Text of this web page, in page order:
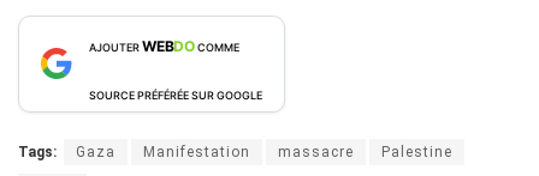
AJOUTERWEBDOCOMME
SOURCE PRÉFÉRÉE SUR GOOGLE
Tags: Gaza Manifestation massacre Palestine